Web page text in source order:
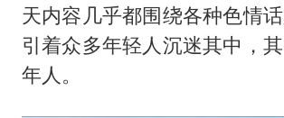
天内容几乎都围绕各种色情
引着众多年轻人沉迷其中，
年人。